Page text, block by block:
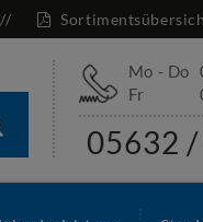
Mo - Do
Fr
05632